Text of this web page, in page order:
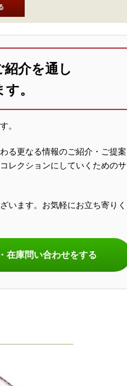
紹介を通し
。
。
る更なる情報のご紹介・ご提案
レクションにしていくためのサ
います。お気軽にお立ち寄りく
在庫問い合わせをする